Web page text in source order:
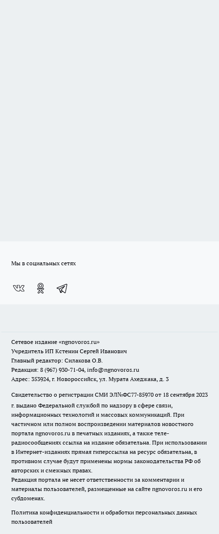
Мы в социальных сетях
Сетевое издание «ngnovoros.ru»
Учредитель ИП Кстенин Сергей Иванович
Главный редактор: Силакова О.В.
Редакция: 8 (967) 930-71-04, info@ngnovoros.ru
Адрес: 353924, г. Новороссийск, ул. Мурата Ахеджака, д. 3
Свидетельство о регистрации СМИ ЭЛ№ФС77-85970 от 18 сентября 2023
г. выдано Федеральной службой по надзору в сфере связи,
информационных технологий и массовых коммуникаций. При
частичном или полном воспроизведении материалов новостного
портала ngnovoros.ru в печатных изданиях, а также теле-
радиосообщениях ссылка на издание обязательна. При использовании
в Интернет-изданиях прямая гиперссылка на ресурс обязательна, в
противном случае будут применены нормы законодательства РФ об
авторских и смежных правах.
Редакция портала не несет ответственности за комментарии и
материалы пользователей, размещенные на сайте ngnovoros.ru и его
субдоменах.
Политика конфиденциальности и обработки персональных данных
пользователей